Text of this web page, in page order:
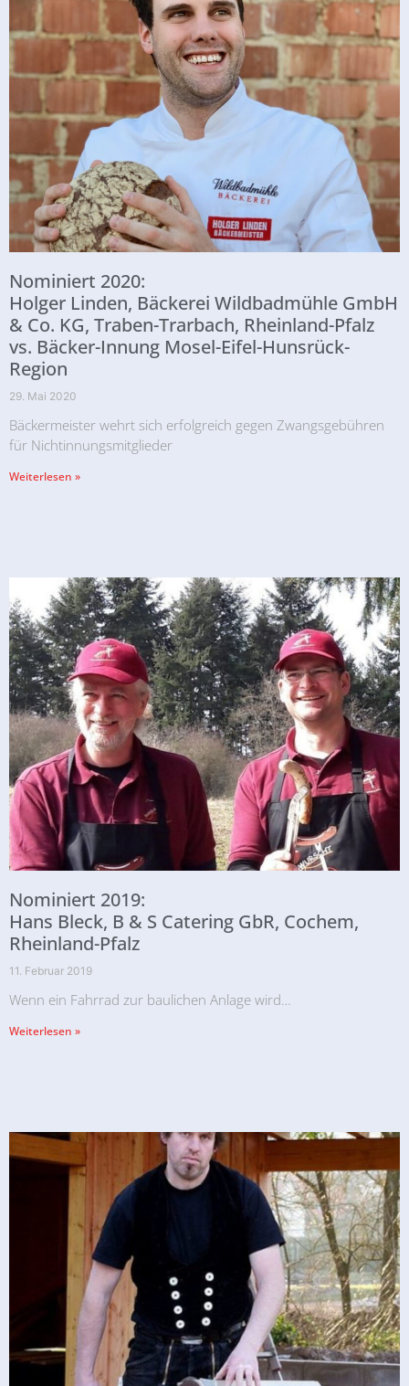
Nominiert 2020:
Holger Linden, Bäckerei Wildbadmühle GmbH
& Co. KG, Traben-Trarbach, Rheinland-Pfalz
vs. Bäcker-Innung Mosel-Eifel-Hunsrück-
Region
29. Mai 2020
Bäckermeister wehrt sich erfolgreich gegen Zwangsgebühren
für Nichtinnungsmitglieder
Weiterlesen »
Nominiert 2019:
Hans Bleck, B & S Catering GbR, Cochem,
Rheinland-Pfalz
11. Februar 2019
Wenn ein Fahrrad zur baulichen Anlage wird…
Weiterlesen »